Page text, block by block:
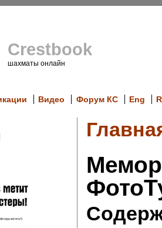
Crestbook
шахматы онлайн
Видео Форум КС Eng